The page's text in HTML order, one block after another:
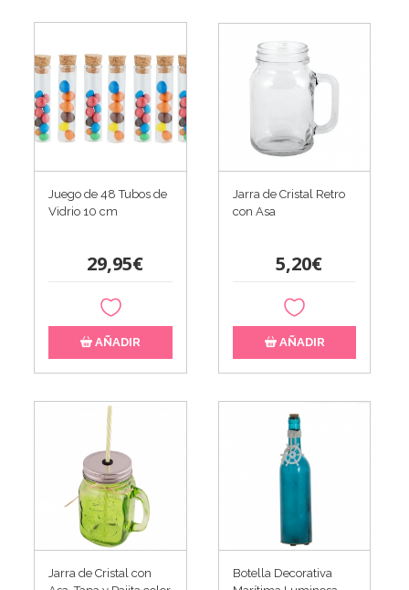
Juego de 48 Tubos de
Vidrio 10 cm
29,95€
AÑADIR
Jarra de Cristal Retro
con Asa
5,20€
AÑADIR
Jarra de Cristal con
Botella Decorativa